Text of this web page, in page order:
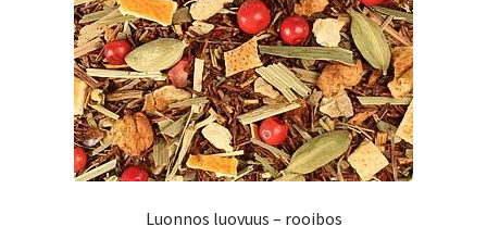
Luonnos luovuus – rooibos